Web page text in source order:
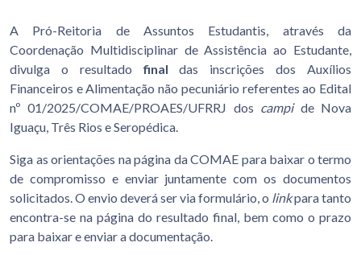
A Pró-Reitoria de Assuntos Estudantis, através da
Coordenação Multidisciplinar de Assistência ao Estudante,
divulga o resultadofinal das inscrições dos Auxílios
Financeiros e Alimentação não pecuniário referentes ao Edital
nº 01/2025/COMAE/PROAES/UFRRJ dos campide Nova
Iguaçu, Três Rios e Seropédica.
Siga as orientações na página da COMAE para baixar o termo
de compromisso e enviar juntamente com os documentos
solicitados. O envio deverá ser via formulário, o linkpara tanto
encontra-se na página do resultado final, bem como o prazo
para baixar e enviar a documentação.